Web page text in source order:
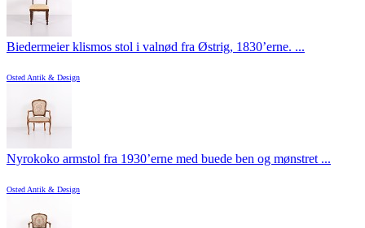
Biedermeier klismos stol i valnød fra Østrig, 1830’erne. ...
Osted Antik & Design
Nyrokoko armstol fra 1930’erne med buede ben og mønstret ...
Osted Antik & Design